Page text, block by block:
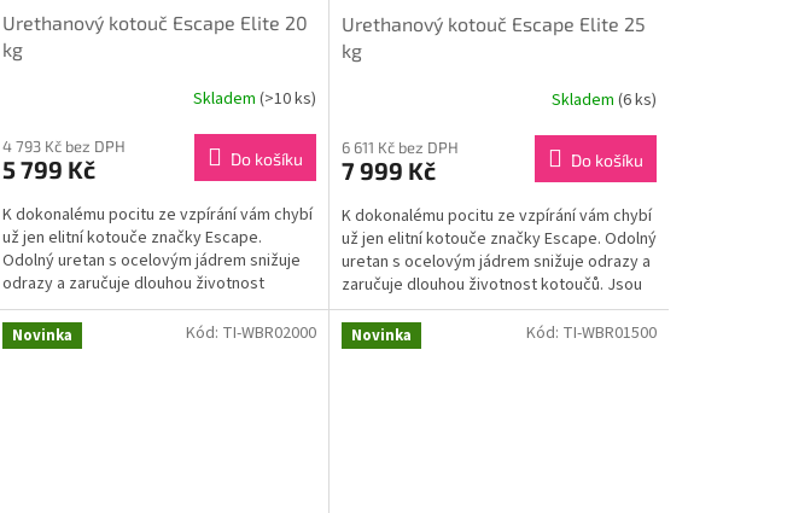
Urethanový kotouč Escape Elite 20
kg
Skladem (>10 ks)
4 793 Kč bez DPH
5 799 Kč Do košíku
K dokonalému pocitu ze vzpírání vám chybí
už jen elitní kotouče značky Escape.
Odolný uretan s ocelovým jádrem snižuje
odrazy a zaručuje dlouhou životnost
kotoučů. Jsou užší než...
Urethanový kotouč Escape Elite 25
kg
Skladem (6 ks)
6 611 Kč bez DPH
7 999 Kč Do košíku
K dokonalému pocitu ze vzpírání vám chybí
už jen elitní kotouče značky Escape. Odolný
uretan s ocelovým jádrem snižuje odrazy a
zaručuje dlouhou životnost kotoučů. Jsou
užší než...
Novinka Kód: TI-WBR02000 Novinka Kód: TI-WBR01500